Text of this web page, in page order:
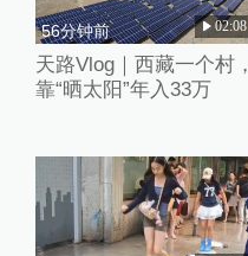
56分钟前 02:08
天路Vlog｜西藏一个村，
靠“晒太阳”年入33万